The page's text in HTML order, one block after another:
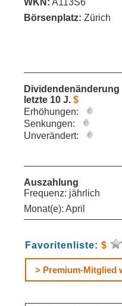
WKN: A113S6
Börsenplatz: Zürich
Dividendenänderung
letzte 10 J. $
Erhöhungen:
Senkungen:
Unverändert:
Auszahlung
Frequenz: jährlich
Monat(e): April
Favoritenliste: $
> Premium-Mitglied